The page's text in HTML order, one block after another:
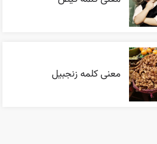
معنی کلمه زنجبیل